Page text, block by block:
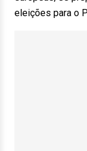
eleições para o